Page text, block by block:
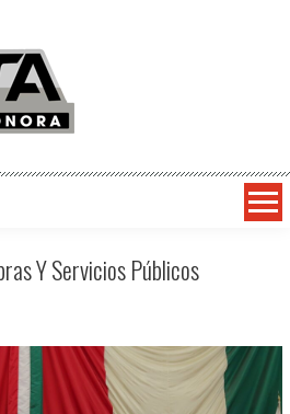
Sonora
Y Servicios Públicos